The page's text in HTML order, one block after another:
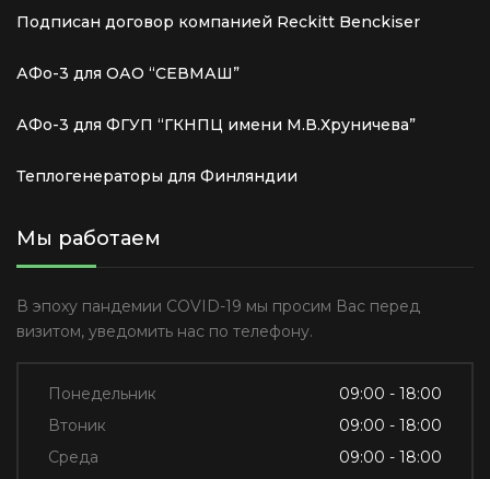
Подписан договор компанией Reckitt Benckiser
АФо-3 для ОАО “СЕВМАШ”
АФо-3 для ФГУП “ГКНПЦ имени М.В.Хруничева”
Теплогенераторы для Финляндии
Мы работаем
В эпоху пандемии COVID-19 мы просим Вас перед
визитом, уведомить нас по телефону.
Понедельник
09:00 - 18:00
Втоник
09:00 - 18:00
Среда
09:00 - 18:00